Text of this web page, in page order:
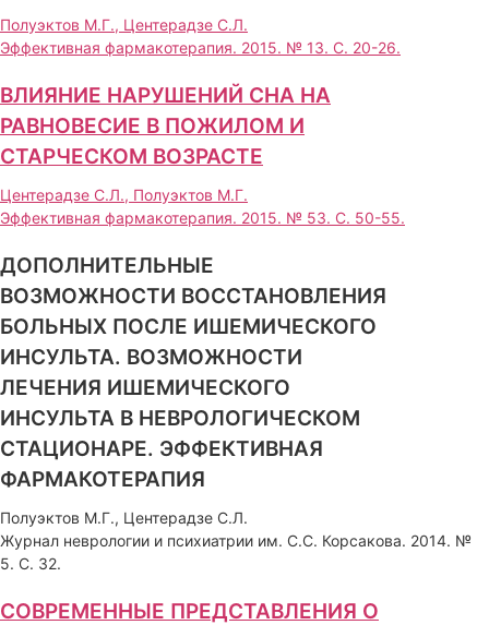
Полуэктов М.Г., Центерадзе С.Л.
Эффективная фармакотерапия. 2015. № 13. С. 20-26.
ВЛИЯНИЕ НАРУШЕНИЙ СНА НА
РАВНОВЕСИЕ В ПОЖИЛОМ И
СТАРЧЕСКОМ ВОЗРАСТЕ
Центерадзе С.Л., Полуэктов М.Г.
Эффективная фармакотерапия. 2015. № 53. С. 50-55.
ДОПОЛНИТЕЛЬНЫЕ
ВОЗМОЖНОСТИ ВОССТАНОВЛЕНИЯ
БОЛЬНЫХ ПОСЛЕ ИШЕМИЧЕСКОГО
ИНСУЛЬТА. ВОЗМОЖНОСТИ
ЛЕЧЕНИЯ ИШЕМИЧЕСКОГО
ИНСУЛЬТА В НЕВРОЛОГИЧЕСКОМ
СТАЦИОНАРЕ. ЭФФЕКТИВНАЯ
ФАРМАКОТЕРАПИЯ
Полуэктов М.Г., Центерадзе С.Л.
Журнал неврологии и психиатрии им. C.C. Корсакова. 2014. №
5. С. 32.
СОВРЕМЕННЫЕ ПРЕДСТАВЛЕНИЯ О